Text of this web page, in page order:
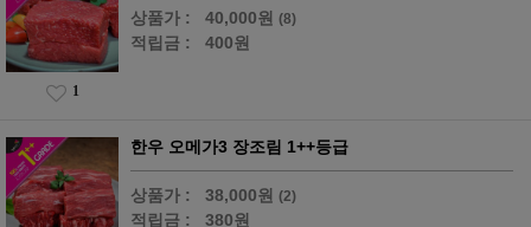
상품가 : 40,000원 (8)
적립금 : 400원
1
한우 오메가3 장조림 1++등급
상품가 : 38,000원 (2)
적립금 : 380원